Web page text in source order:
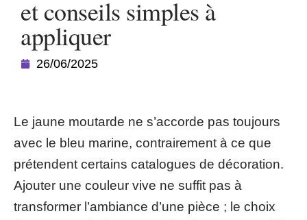
et conseils simples à
appliquer
26/06/2025
Le jaune moutarde ne s’accorde pas toujours
avec le bleu marine, contrairement à ce que
prétendent certains catalogues de décoration.
Ajouter une couleur vive ne suffit pas à
transformer l’ambiance d’une pièce ; le choix